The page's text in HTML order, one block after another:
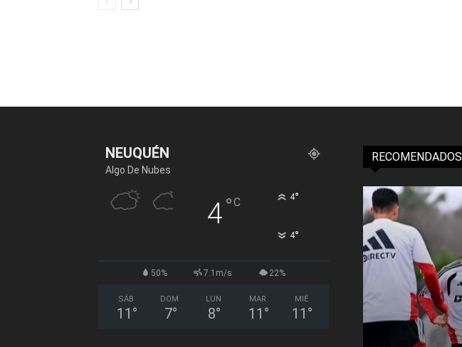
NEUQUÉN
Algo De Nubes
4°C 4°
4°
50% 7.1m/s 22%
SÁB
11 °
DOM
7°
LUN
8°
MAR
11 °
MIÉ
11 °
RECOMENDADOS